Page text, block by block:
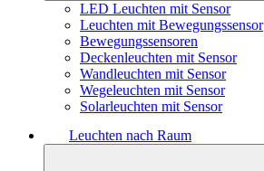
LED Leuchten mit Sensor
Leuchten mit Bewegungssensor
Bewegungssensoren
Deckenleuchten mit Sensor
Wandleuchten mit Sensor
Wegeleuchten mit Sensor
Solarleuchten mit Sensor
Leuchten nach Raum